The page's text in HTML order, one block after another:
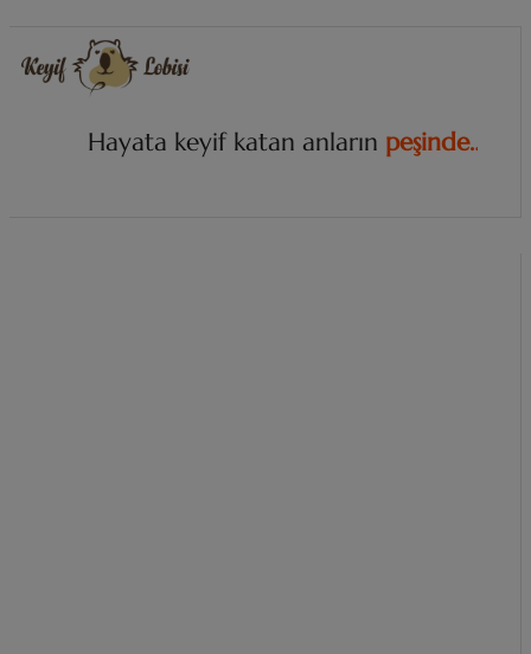
Hayata keyif katan anlarınpeşinde…